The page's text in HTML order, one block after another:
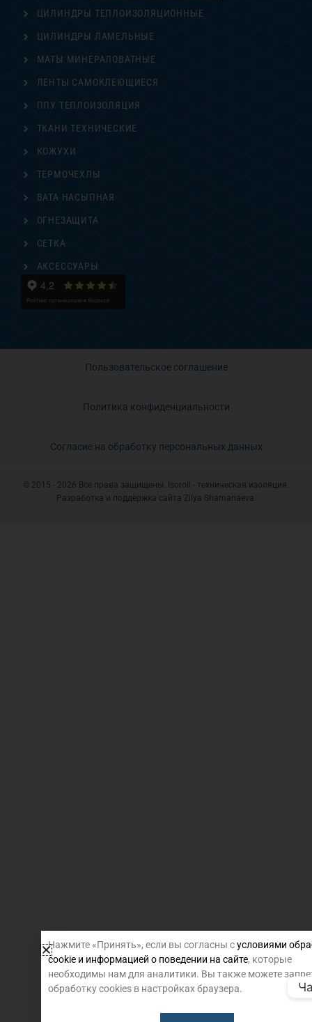
ЦИЛИНДРЫ ТЕПЛОИЗОЛЯЦИОННЫЕ
ЦИЛИНДРЫ ЛАМЕЛЬНЫЕ
МАТЫ МИНЕРАЛОВАТНЫЕ
ЛЕНТЫ САМОКЛЕЮЩИЕСЯ
ППУ ТЕПЛОИЗОЛЯЦИЯ
ТКАНИ ТЕХНИЧЕСКИЕ
КОЖУХИ
ТЕРМОЧЕХЛЫ
ВАТА НАСЫПНАЯ
ОГНЕЗАЩИТА
СЕТКА
АКСЕССУАРЫ
Пользовательское соглашение
Политика конфиденциальности
Согласие на обработку персональных данных
© 2015 - 2026 Все права защищены. Isoroll - техническая изоляция.
Разработка и поддержка сайта Zilya Shamanaeva.
Нажмите «Принять», если вы согласны сусловиями
cookie и информацией о поведении на сайте, которые
необходимы нам для аналитики. Вы также можете
обработку cookies в настройках браузера.